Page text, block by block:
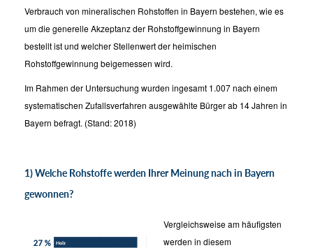
Verbrauch von mineralischen Rohstoffen in Bayern bestehen, wie es
um die generelle Akzeptanz der Rohstoffgewinnung in Bayern
bestellt ist und welcher Stellenwert der heimischen
Rohstoffgewinnung beigemessen wird.
Im Rahmen der Untersuchung wurden ingesamt 1.007 nach einem
systematischen Zufallsverfahren ausgewählte Bürger ab 14 Jahren in
Bayern befragt. (Stand: 2018)
1) Welche Rohstoffe werden Ihrer Meinung nach in Bayern
gewonnen?
Vergleichsweise am häufigsten
werden in diesem